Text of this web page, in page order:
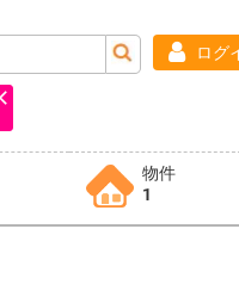
ログ
物件
1